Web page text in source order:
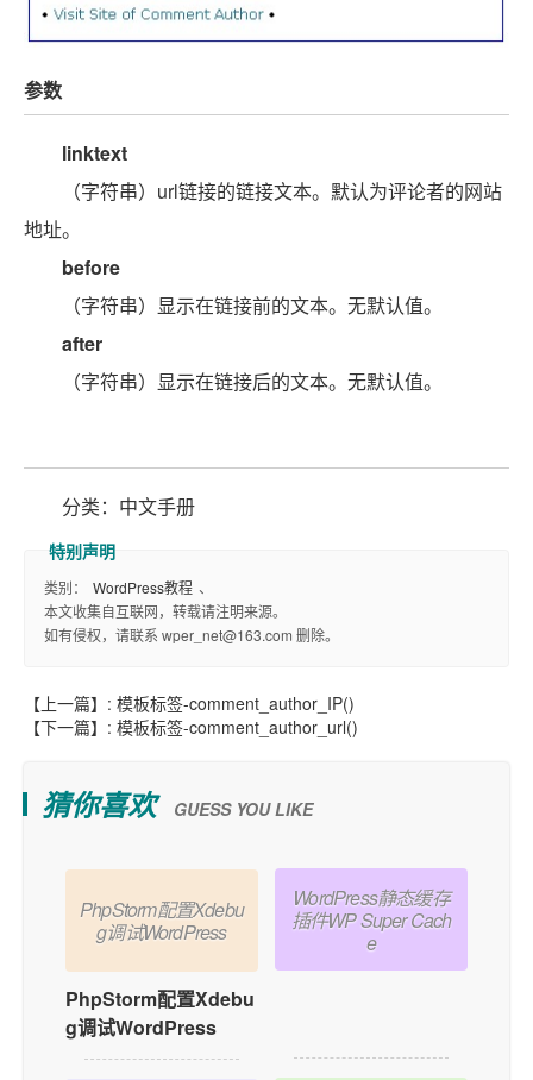
参数
linktext
（字符串）url链接的链接文本。默认为评论者的网站
地址。
before
（字符串）显示在链接前的文本。无默认值。
after
（字符串）显示在链接后的文本。无默认值。
分类：中文手册
类别： WordPress教程 、
本文收集自互联网，转载请注明来源。
如有侵权，请联系 wper_net@163.com 删除。
【上一篇】: 模板标签-comment_author_IP()
【下一篇】: 模板标签-comment_author_url()
猜你喜欢 GUESS YOU LIKE
PhpStorm配置Xdebu
g调试WordPress
PhpStorm配置Xdebu
g调试WordPress
WordPress静态缓存
插件WP Super Cach
e